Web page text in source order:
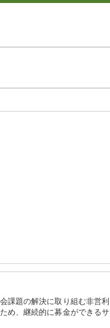
課題の解決に取り組む非営利
め、継続的に募金ができるサ